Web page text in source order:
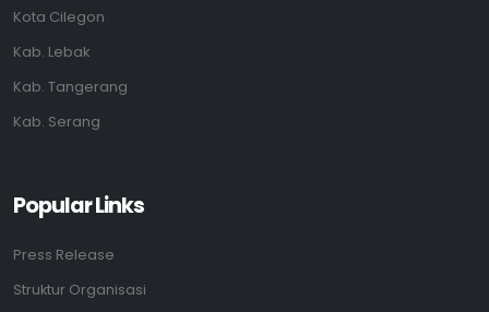
Kota Cilegon
Kab. Lebak
Kab. Tangerang
Kab. Serang
Popular Links
Press Release
Struktur Organisasi